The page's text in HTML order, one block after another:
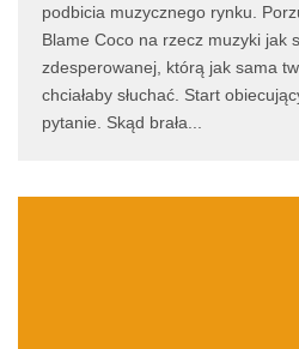
podbicia muzycznego rynku.
Blame Coco na rzecz muzyki jak
zdesperowanej, którą jak sama
chciałaby słuchać. Start
pytanie. Skąd brała